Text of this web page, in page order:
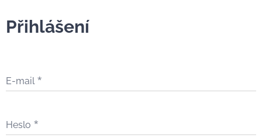
Přihlášení
E-mail
Heslo